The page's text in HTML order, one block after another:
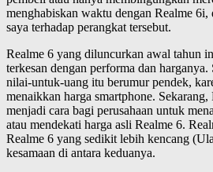
menghabiskan waktu dengan Realme 6i,
saya terhadap perangkat tersebut.
Realme 6 yang diluncurkan awal tahun
terkesan dengan performa dan
nilai-untuk-uang itu berumur pendek,
menaikkan harga smartphone.
menjadi cara bagi perusahaan untuk
atau mendekati harga asli Realme 6.
Realme 6 yang sedikit lebih kencang
kesamaan di antara keduanya.